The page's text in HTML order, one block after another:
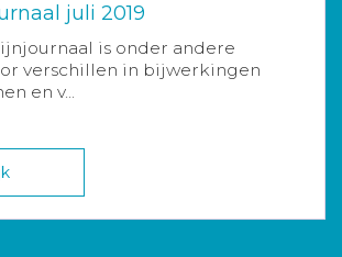
juli 2019
is onder andere
verschillen in bijwerkingen
en v...